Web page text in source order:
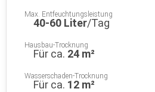
Max. Entfeuchtungsleistung
40-60 Liter/Tag
Hausbau-Trocknung
Für ca. 24 m²
Wasserschaden-Trocknung
Für ca. 12 m²